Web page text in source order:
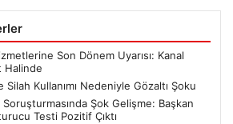
Son Dönem Uyarısı: Kanal
Halinde
Silah Kullanımı Nedeniyle Gözaltı Şoku
Şok Gelişme: Başkan
Testi Pozitif Çıktı